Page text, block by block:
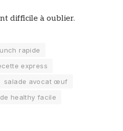
difficile à oublier.
rapide
express
salade avocat œuf
healthy facile